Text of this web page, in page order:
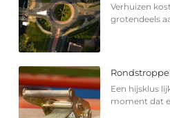
Verhuizen
grotendeels
Een hijsklus
moment dat